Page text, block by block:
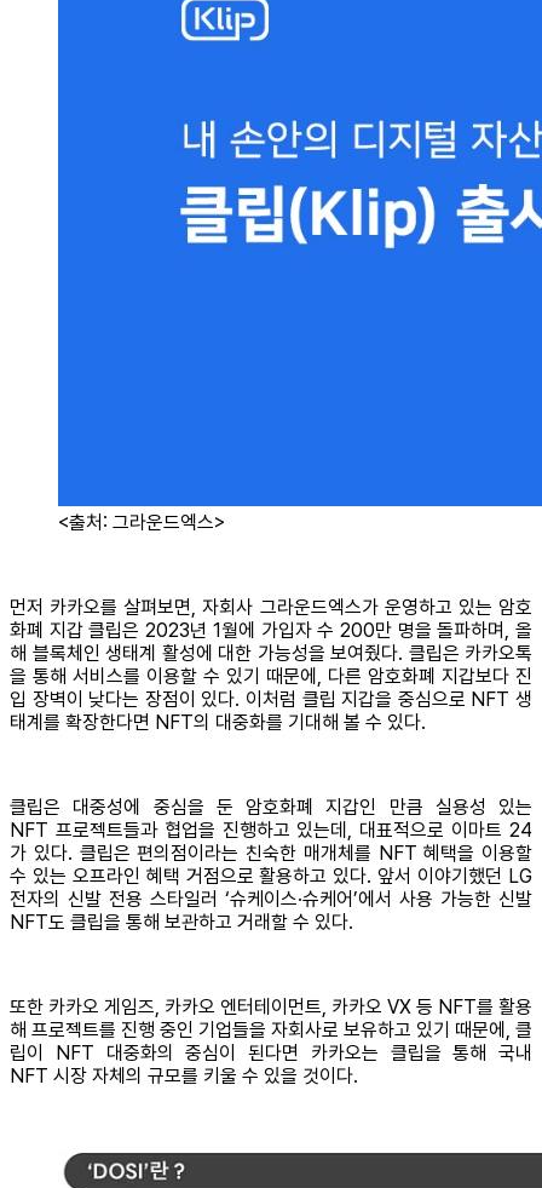
<출처: 그라운드엑스>
먼저 카카오를 살펴보면, 자회사 그라운드엑스가 운영하고 있는 암호
화폐 지갑 클립은 2023년 1월에 가입자 수 200만 명을 돌파하며, 올
해 블록체인 생태계 활성에 대한 가능성을 보여줬다. 클립은 카카오톡
을 통해 서비스를 이용할 수 있기 때문에, 다른 암호화폐 지갑보다 진
입 장벽이 낮다는 장점이 있다. 이처럼 클립 지갑을 중심으로 NFT 생
태계를 확장한다면 NFT의 대중화를 기대해 볼 수 있다.
클립은 대중성에 중심을 둔 암호화폐 지갑인 만큼 실용성 있는
NFT 프로젝트들과 협업을 진행하고 있는데, 대표적으로 이마트 24
가 있다. 클립은 편의점이라는 친숙한 매개체를 NFT 혜택을 이용할
수 있는 오프라인 혜택 거점으로 활용하고 있다. 앞서 이야기했던 LG
전자의 신발 전용 스타일러 ‘슈케이스·슈케어’에서 사용 가능한 신발
NFT도 클립을 통해 보관하고 거래할 수 있다.
또한 카카오 게임즈, 카카오 엔터테이먼트, 카카오 VX 등 NFT를 활용
해 프로젝트를 진행 중인 기업들을 자회사로 보유하고 있기 때문에, 클
립이 NFT 대중화의 중심이 된다면 카카오는 클립을 통해 국내
NFT 시장 자체의 규모를 키울 수 있을 것이다.